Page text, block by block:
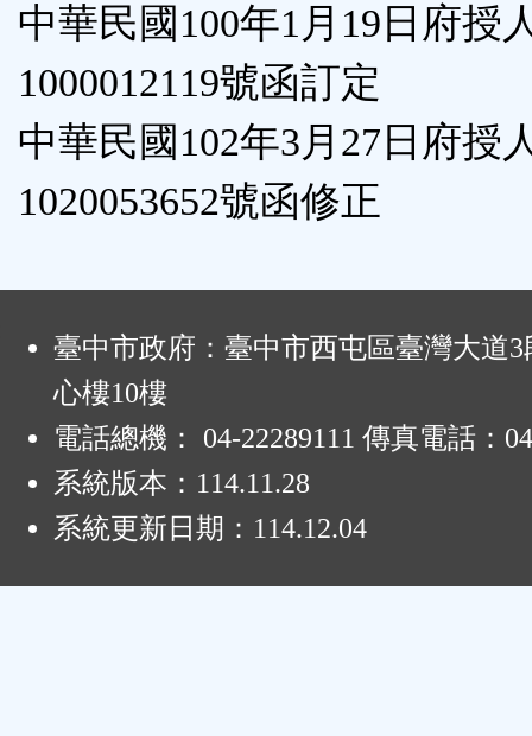
按
鈕
區
中華民國100年1月19日府授
1000012119號函訂定
中華民國102年3月27日府授
1020053652號函修正
臺中市政府：臺中市西屯區臺灣大道3
心樓10樓
電話總機： 04-22289111 傳真電話：
系統版本： 114.11.28
系統更新日期： 114.12.04